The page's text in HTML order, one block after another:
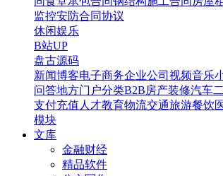
监控安防合同协议
休闲娱乐
B站UP
盘古源码
新闻博客电子商务企业公司 视频音乐
问答地方门户分类B2B房产装修汽车
支付充值 人才教育物流交通旅游餐饮
模块
文库
金融财经
精品软件